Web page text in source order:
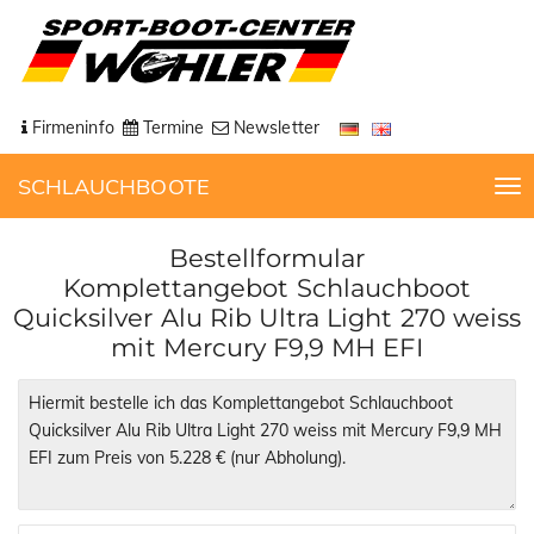
Firmeninfo Termine Newsletter
SCHLAUCHBOOTE
T
o
e
a
Bestellformular
Komplettangebot Schlauchboot
Quicksilver Alu Rib Ultra Light 270 weiss
mit Mercury F9,9 MH EFI